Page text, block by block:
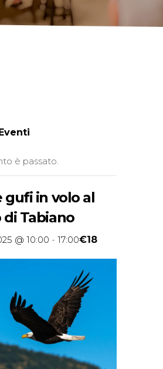
è passato.
gufi in volo al
di Tabiano
@ 10:00 - 17:00€18